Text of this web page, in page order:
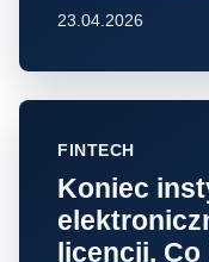
23.04.2026
FINTECH
Koniec
licencji. Co